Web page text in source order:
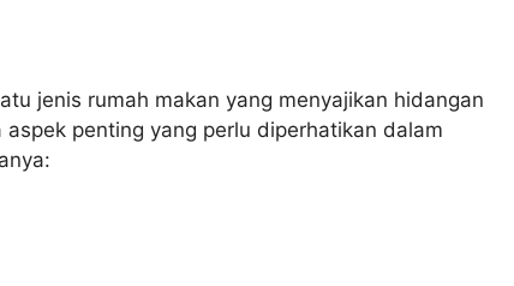
jenis rumah makan yang menyajikan hidangan
penting yang perlu diperhatikan dalam